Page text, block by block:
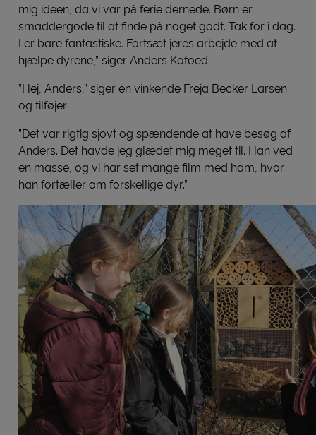
mig ideen, da vi var på ferie dernede. Børn er
smaddergode til at finde på noget godt. Tak for i dag.
I er bare fantastiske. Fortsæt jeres arbejde med at
hjælpe dyrene,” siger Anders Kofoed.
”Hej, Anders,” siger en vinkende Freja Becker Larsen
og tilføjer:
”Det var rigtig sjovt og spændende at have besøg af
Anders. Det havde jeg glædet mig meget til. Han ved
en masse, og vi har set mange film med ham, hvor
han fortæller om forskellige dyr.”